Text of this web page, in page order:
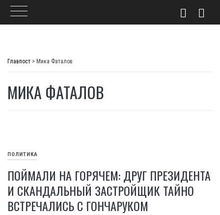
Главпост > Мика Фаталов
МИКА ФАТАЛОВ
ПОЛИТИКА
ПОЙМАЛИ НА ГОРЯЧЕМ: ДРУГ ПРЕЗИДЕНТА
И СКАНДАЛЬНЫЙ ЗАСТРОЙЩИК ТАЙНО
ВСТРЕЧАЛИСЬ С ГОНЧАРУКОМ